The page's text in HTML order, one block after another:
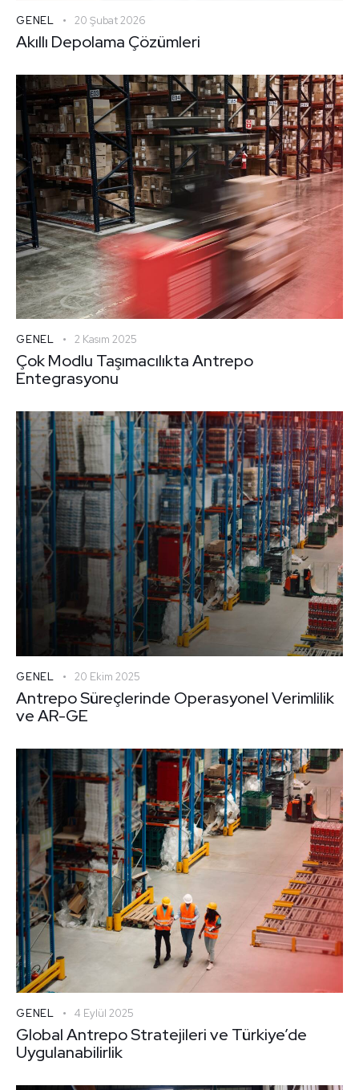
GENEL 20 Şubat 2026
Akıllı Depolama Çözümleri
GENEL 2 Kasım 2025
Çok Modlu Taşımacılıkta Antrepo
Entegrasyonu
GENEL 20 Ekim 2025
Antrepo Süreçlerinde Operasyonel Verimlilik
ve AR-GE
GENEL 4 Eylül 2025
Global Antrepo Stratejileri ve Türkiye’de
Uygulanabilirlik